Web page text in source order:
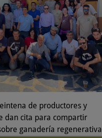
de productores y
dan cita para compartir
ganadería regenerativa